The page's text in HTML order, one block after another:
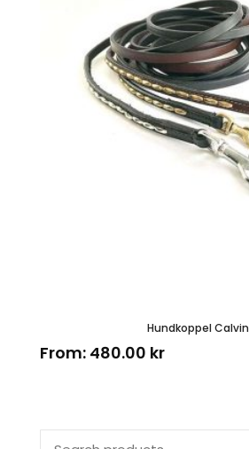
Hundkoppel Calvin
From: 480.00 kr